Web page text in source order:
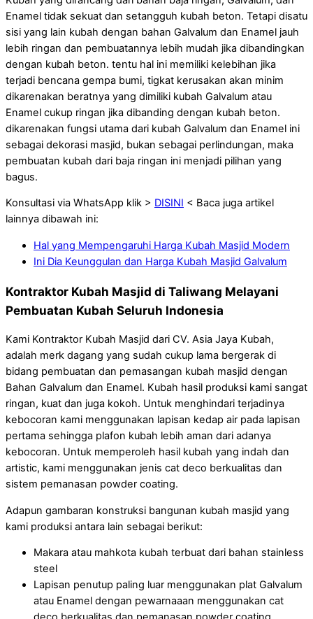
Enamel tidak sekuat dan setangguh kubah beton. Tetapi disatu
sisi yang lain kubah dengan bahan Galvalum dan Enamel jauh
lebih ringan dan pembuatannya lebih mudah jika dibandingkan
dengan kubah beton. tentu hal ini memiliki kelebihan jika
terjadi bencana gempa bumi, tigkat kerusakan akan minim
dikarenakan beratnya yang dimiliki kubah Galvalum atau
Enamel cukup ringan jika dibanding dengan kubah beton.
dikarenakan fungsi utama dari kubah Galvalum dan Enamel ini
sebagai dekorasi masjid, bukan sebagai perlindungan, maka
pembuatan kubah dari baja ringan ini menjadi pilihan yang
bagus.
Konsultasi via WhatsApp klik > DISINI < Baca juga artikel
lainnya dibawah ini:
Hal yang Mempengaruhi Harga Kubah Masjid Modern
Ini Dia Keunggulan dan Harga Kubah Masjid Galvalum
Kontraktor Kubah Masjid di Taliwang Melayani
Pembuatan Kubah Seluruh Indonesia
Kami Kontraktor Kubah Masjid dari CV. Asia Jaya Kubah,
adalah merk dagang yang sudah cukup lama bergerak di
bidang pembuatan dan pemasangan kubah masjid dengan
Bahan Galvalum dan Enamel. Kubah hasil produksi kami sangat
ringan, kuat dan juga kokoh. Untuk menghindari terjadinya
kebocoran kami menggunakan lapisan kedap air pada lapisan
pertama sehingga plafon kubah lebih aman dari adanya
kebocoran. Untuk memperoleh hasil kubah yang indah dan
artistic, kami menggunakan jenis cat deco berkualitas dan
sistem pemanasan powder coating.
Adapun gambaran konstruksi bangunan kubah masjid yang
kami produksi antara lain sebagai berikut:
Makara atau mahkota kubah terbuat dari bahan stainless
steel
Lapisan penutup paling luar menggunakan plat Galvalum
atau Enamel dengan pewarnaaan menggunakan cat